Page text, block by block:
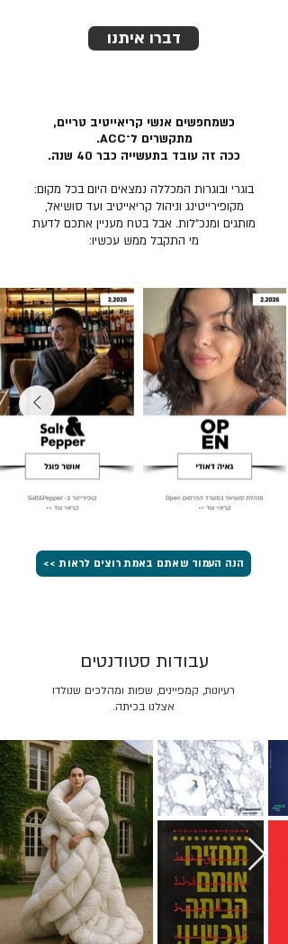
דברו איתנו
כשמחפשים אנשי קריאייטיב טריים,
מתקשרים ל־ACC.
ככה זה עובד בתעשייה כבר 40 שנה.
בוגרי ובוגרות המכללה נמצאים היום בכל מקום:
מקופירייטינג וניהול קריאייטיב ועד סושיאל,
מותגים ומנכ״לות. אבל בטח מעניין אתכם לדעת
מי התקבל ממש עכשיו:
הנה העמוד שאתם באמת רוצים לראות >>
רעיונות, קמפיינים, שפות ומהלכים שנולדו
אצלנו בכיתה.
עבודות סטודנטים